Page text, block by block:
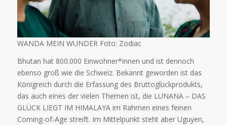
WANDA MEIN WUNDER Foto: Zodiac
Bhutan hat 800.000 Einwohner*innen und ist dennoch
ebenso groß wie die Schweiz. Bekannt geworden ist das
Königreich durch die Erfassung des Bruttoglückprodukts,
das auch eines der vielen Themen ist, die LUNANA – DAS
GLÜCK LIEGT IM HIMALAYA im Rahmen eines feinen
Coming-of-Age streift. Im Mittelpunkt steht aber Uguyen,